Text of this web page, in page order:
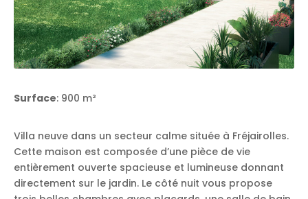
Surface: 900 m²
Villa neuve dans un secteur calme située à Fréjairolles.
Cette maison est composée d’une pièce de vie
entièrement ouverte spacieuse et lumineuse donnant
directement sur le jardin. Le côté nuit vous propose